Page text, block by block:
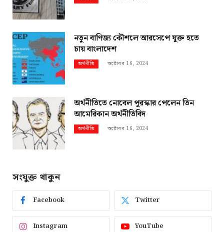
নতুন বাণিজ্য কৌশলে আরসেপে যুক্ত হতে
চায় বাংলাদেশ
অর্থনীতি অক্টোবর 16, 2024
অর্থনীতিতে নোবেল পুরস্কার পেলেন তিন
আমেরিকান অর্থনীতিবিদ
অর্থনীতি অক্টোবর 16, 2024
সংযুক্ত থাকুন
Facebook Twitter
Instagram YouTube